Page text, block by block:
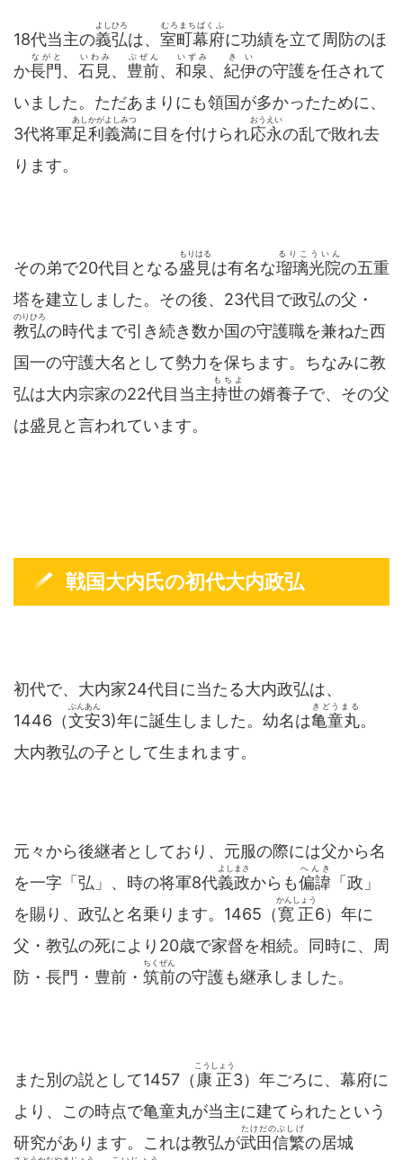
18代当主の義弘
よしひろ
は、 室町幕府
むろまちばくふ
に功績を立て周防のほ
か長門
ながと
、 石見
いわみ
、 豊前
ぶぜん
、 和泉
いずみ
、 紀伊
きい
の守護を任されて
いました。ただあまりにも領国が多かったために、
3代将軍足利義満
あしかがよしみつ
に目を付けられ応永
おうえい
の乱で敗れ去
ります。
その弟で20代目となる盛見
もりはる
は有名な瑠璃光院
るりこういん
の五重
塔を建立しました。その後、23代目で政弘の父・
教弘
のりひろ
の時代まで引き続き数か国の守護職を兼ねた西
国一の守護大名として勢力を保ちます。ちなみに教
弘は大内宗家の22代目当主持世
もちよ
の婿養子で、その父
は盛見と言われています。
戦国大内氏の初代大内政弘
初代で、大内家24代目に当たる大内政弘は、
1446（文安
ぶんあん
3)年に誕生しました。幼名は亀童丸
きどうまる
。
大内教弘の子として生まれます。
元々から後継者としており、元服の際には父から名
を一字「弘」、時の将軍8代義政
よしまさ
からも偏諱
へんき
「政」
を賜り、政弘と名乗ります。1465（寛正
かんしょう
6）年に
父・教弘の死により20歳で家督を相続。同時に、周
防・長門・豊前・ 筑前
ちくぜん
の守護も継承しました。
また別の説として1457（ 康正
こうしょう
3）年ごろに、幕府に
より、この時点で亀童丸が当主に建てられたという
研究があります。これは教弘が武田信繁
たけだのぶしげ
の居城